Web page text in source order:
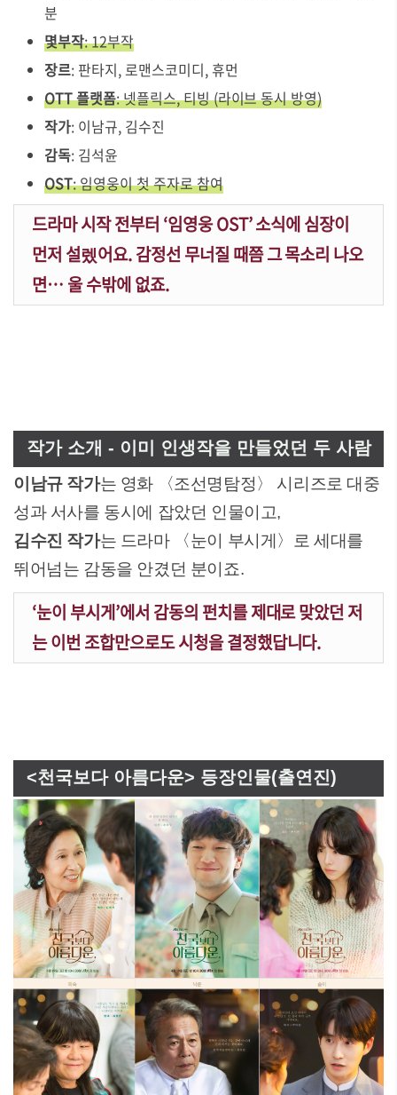
분
몇부작: 12부작
장르: 판타지, 로맨스코미디, 휴먼
OTT 플랫폼: 넷플릭스, 티빙 (라이브 동시 방영)
작가: 이남규, 김수진
감독: 김석윤
OST: 임영웅이 첫 주자로 참여
드라마 시작 전부터 ‘임영웅 OST’ 소식에 심장이
먼저 설렜어요. 감정선 무너질 때쯤 그 목소리 나오
면… 울 수밖에 없죠.
작가 소개 - 이미 인생작을 만들었던 두 사람
이남규 작가는 영화 〈조선명탐정〉 시리즈로 대중
성과 서사를 동시에 잡았던 인물이고,
김수진 작가는 드라마 〈눈이 부시게〉로 세대를
뛰어넘는 감동을 안겼던 분이죠.
‘눈이 부시게’에서 감동의 펀치를 제대로 맞았던 저
는 이번 조합만으로도 시청을 결정했답니다.
<천국보다 아름다운> 등장인물(출연진)